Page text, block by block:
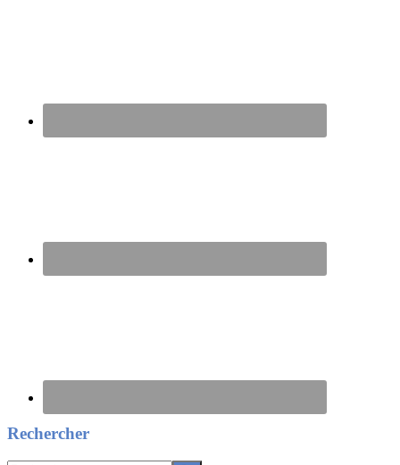
Rechercher